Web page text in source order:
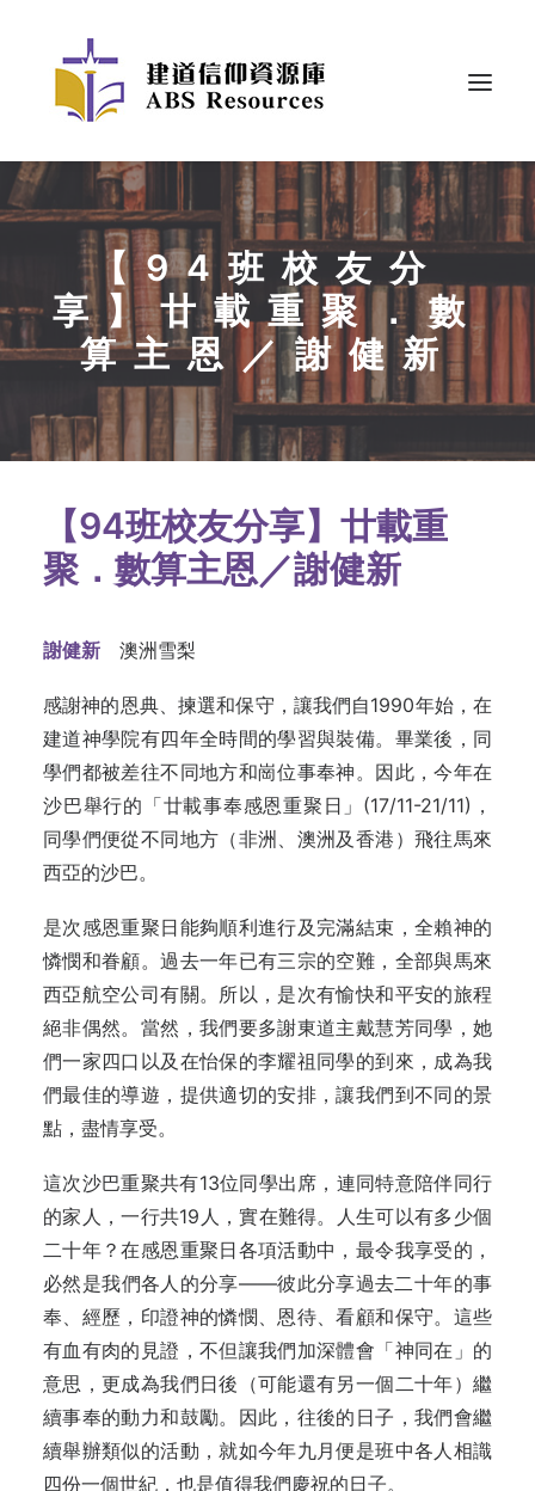
【94班校友分
享】廿載重聚．數
算主恩／謝健新
【94班校友分享】廿載重
聚．數算主恩／謝健新
謝健新 澳洲雪梨
感謝神的恩典、揀選和保守，讓我們自1990年始，在
建道神學院有四年全時間的學習與裝備。畢業後，同
學們都被差往不同地方和崗位事奉神。因此，今年在
沙巴舉行的「廿載事奉感恩重聚日」(17/11-21/11)，
同學們便從不同地方（非洲、澳洲及香港）飛往馬來
西亞的沙巴。
是次感恩重聚日能夠順利進行及完滿結束，全賴神的
憐憫和眷顧。過去一年已有三宗的空難，全部與馬來
西亞航空公司有關。所以，是次有愉快和平安的旅程
絕非偶然。當然，我們要多謝東道主戴慧芳同學，她
們一家四口以及在怡保的李耀祖同學的到來，成為我
們最佳的導遊，提供適切的安排，讓我們到不同的景
點，盡情享受。
這次沙巴重聚共有13位同學出席，連同特意陪伴同行
的家人，一行共19人，實在難得。人生可以有多少個
二十年？在感恩重聚日各項活動中，最令我享受的，
必然是我們各人的分享——彼此分享過去二十年的事
奉、經歷，印證神的憐憫、恩待、看顧和保守。這些
有血有肉的見證，不但讓我們加深體會「神同在」的
意思，更成為我們日後（可能還有另一個二十年）繼
續事奉的動力和鼓勵。因此，往後的日子，我們會繼
續舉辦類似的活動，就如今年九月便是班中各人相識
四份一個世紀，也是值得我們慶祝的日子。